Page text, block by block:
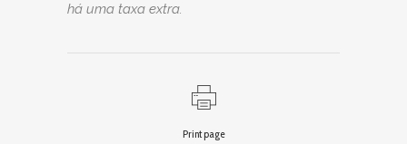
há uma taxa extra.
Print page